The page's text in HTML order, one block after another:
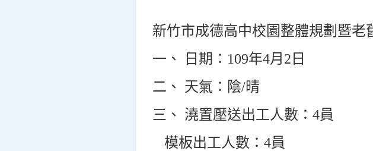
新竹市成德高中校園整體規劃暨老
一、 日期：109年4月2日
二、 天氣：陰/晴
三、 澆置壓送出工人數：4員
模板出工人數：4員